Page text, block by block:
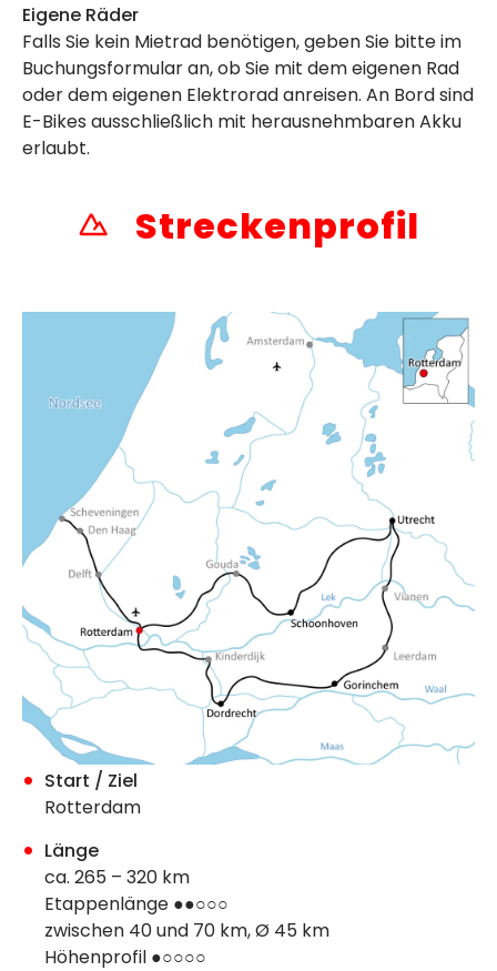
Eigene Räder
Falls Sie kein Mietrad benötigen, geben Sie bitte im
Buchungsformular an, ob Sie mit dem eigenen Rad
oder dem eigenen Elektrorad anreisen. An Bord sind
E-Bikes ausschließlich mit herausnehmbaren Akku
erlaubt.
Streckenprofil
Start / Ziel
Rotterdam
Länge
ca. 265 – 320 km
Etappenlänge ●●○○○
zwischen 40 und 70 km, Ø 45 km
Höhenprofil ●○○○○